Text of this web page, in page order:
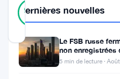
93%
votes
XRP,
Dernières nouvelles
Le FSB russe
non enregistrées
fraude à Moscou
5 min de lecture ·